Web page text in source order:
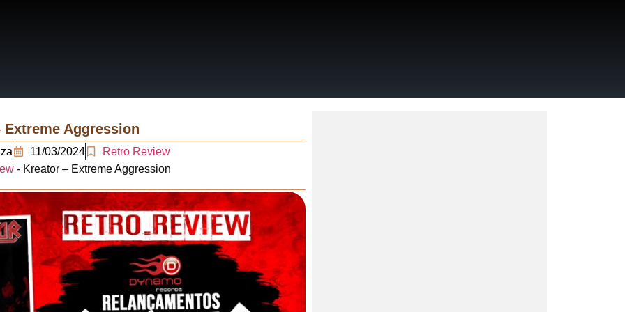
Extreme Aggression
11/03/2024
Retro Review
- Kreator – Extreme Aggression